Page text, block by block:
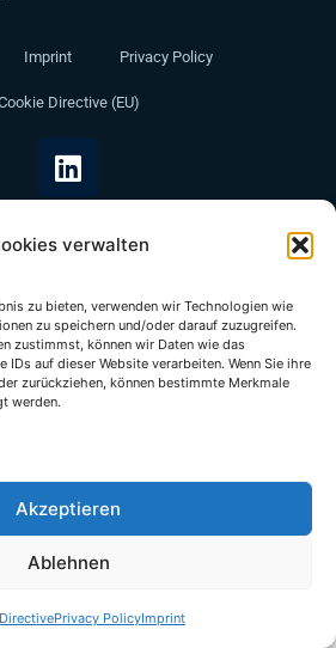
verwalten
zu bieten, verwenden wir Technologien wie
zu speichern und/oder darauf zuzugreifen.
zustimmst, können wir Daten wie das
IDs auf dieser Website verarbeiten. Wenn Sie ihre
zurückziehen, können bestimmte Merkmale
werden.
Akzeptieren
Ablehnen
Privacy PolicyImprint
Imprint Privacy Policy
Directive (EU)
GmbH 2026 | webdesign byleicht.digital